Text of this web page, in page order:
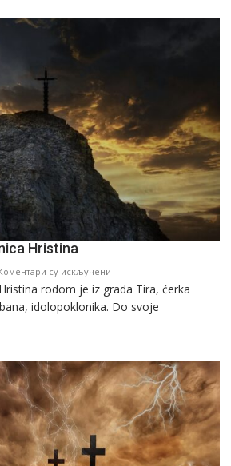
Hristina
су искључени
Svеta
vеlikоmučеnica
rodom je iz grada Tira, ćerka
idolopoklonika. Dо svоје